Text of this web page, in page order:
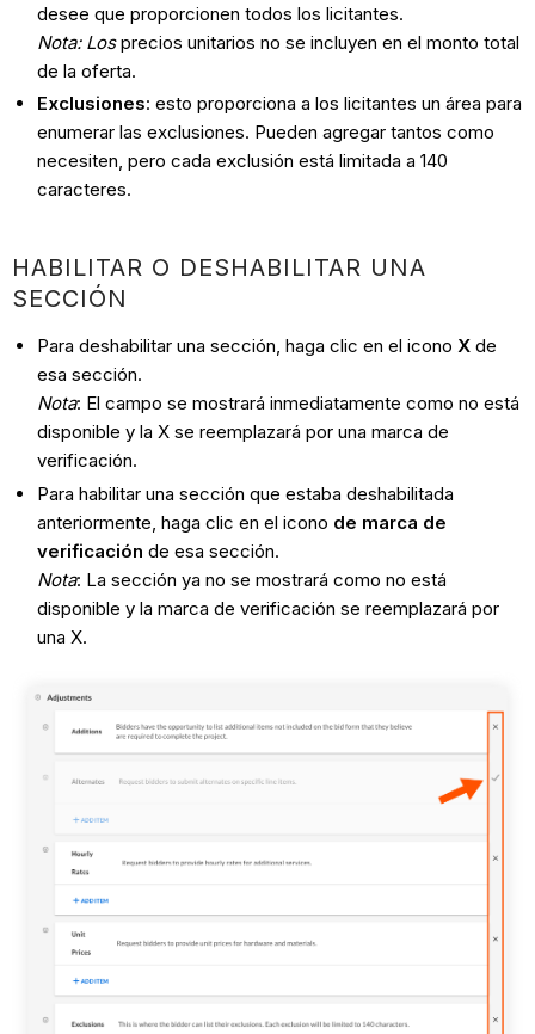
desee que proporcionen todos los licitantes.
Nota: Losprecios unitarios no se incluyen en el monto total
de la oferta.
Exclusiones: esto proporciona a los licitantes un área para
enumerar las exclusiones. Pueden agregar tantos como
necesiten, pero cada exclusión está limitada a 140
caracteres.
HABILITAR O DESHABILITAR UNA
SECCIÓN
Para deshabilitar una sección, haga clic en el iconoX de
esa sección.
Nota: El campo se mostrará inmediatamente como no está
disponible y la X se reemplazará por una marca de
verificación.
Para habilitar una sección que estaba deshabilitada
anteriormente, haga clic en el icono de marca de
verificación de esa sección.
Nota: La sección ya no se mostrará como no está
disponible y la marca de verificación se reemplazará por
una X.